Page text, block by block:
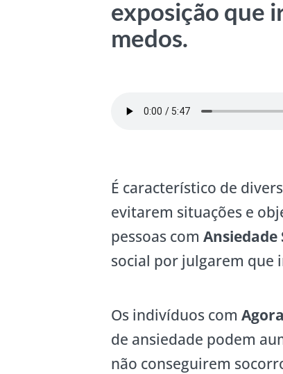
exposição que
medos.
É característico de
evitarem situações e
pessoas comAnsiedade
social por julgarem que
Os indivíduos com
de ansiedade podem
não conseguirem